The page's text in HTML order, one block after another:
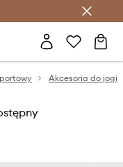
>
Akcesoria do jogi